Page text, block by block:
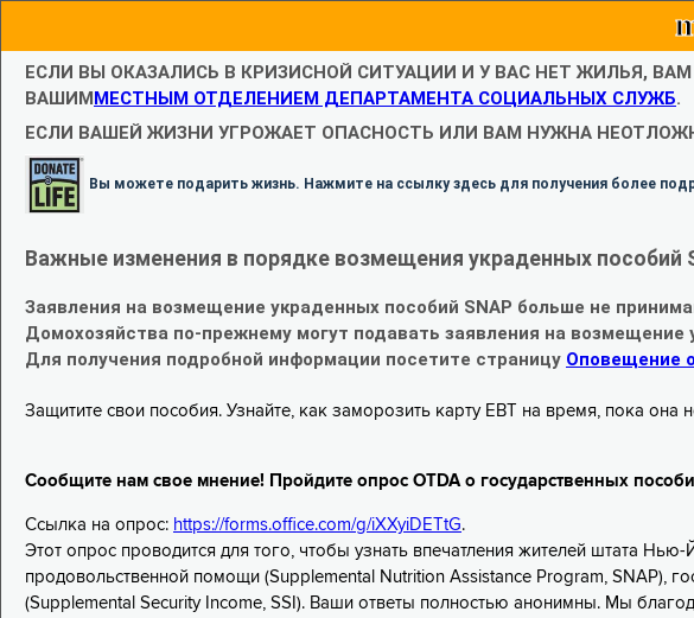
ЕСЛИ ВЫ ОКАЗАЛИСЬ В КРИЗИСНОЙ СИТУАЦИИ И У ВАС НЕТ ЖИЛЬЯ,
ВАШИММЕСТНЫМ ОТДЕЛЕНИЕМ ДЕПАРТАМЕНТА СОЦИАЛЬНЫХ СЛУЖБ.
ЕСЛИ ВАШЕЙ ЖИЗНИ УГРОЖАЕТ ОПАСНОСТЬ ИЛИ ВАМ НУЖНА
Вы можете подарить жизнь. Нажмите на ссылку здесь для получения более
Важные изменения в порядке возмещения украденных пособий
Заявления на возмещение украденных пособий SNAP больше не
Домохозяйства по-прежнему могут подавать заявления на
Для получения подробной информации посетите страницу Оповещение
Защитите свои пособия. Узнайте, как заморозить карту EBT на время, пока она
Сообщите нам свое мнение! Пройдите опрос OTDA о государственных
Ссылка на опрос: https://forms.office.com/g/iXXyiDETtG.
Этот опрос проводится для того, чтобы узнать впечатления жителей штата
продовольственной помощи (Supplemental Nutrition Assistance Program, SNAP),
(Supplemental Security Income, SSI). Ваши ответы полностью анонимны. Мы